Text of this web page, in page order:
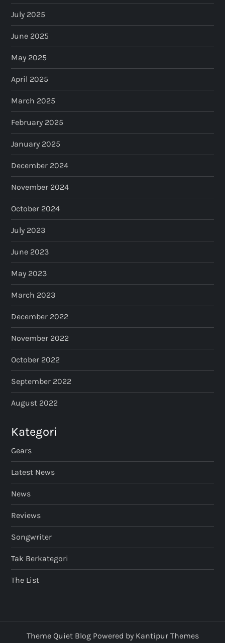
July 2025
June 2025
May 2025
April 2025
March 2025
February 2025
January 2025
December 2024
November 2024
October 2024
July 2023
June 2023
May 2023
March 2023
December 2022
November 2022
October 2022
September 2022
August 2022
Kategori
Gears
Latest News
News
Reviews
Songwriter
Tak Berkategori
The List
Theme Quiet Blog Powered by Kantipur Themes